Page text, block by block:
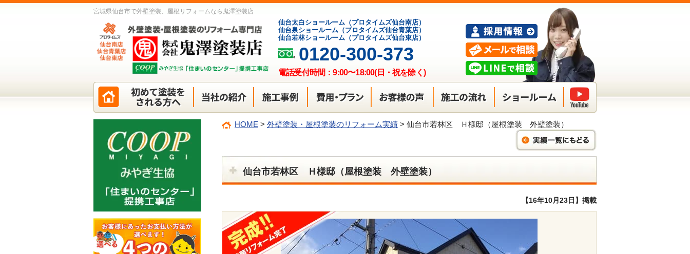
宮城県仙台市で外壁塗装、屋根リフォームなら鬼澤塗装店
仙台太白ショールーム（プロタイムズ仙台南店）
仙台泉ショールーム（プロタイムズ仙台青葉店）
仙台若林ショールーム（プロタイムズ仙台東店）
0120-300-373
電話受付時間：9:00〜18:00(日・祝を除く)
HOME > 外壁塗装・屋根塗装のリフォーム実績 > 仙台市若林区 Ｈ様邸（屋根塗装 外壁塗装）
仙台市若林区 Ｈ様邸（屋根塗装 外壁塗装）
【16年10月23日】掲載